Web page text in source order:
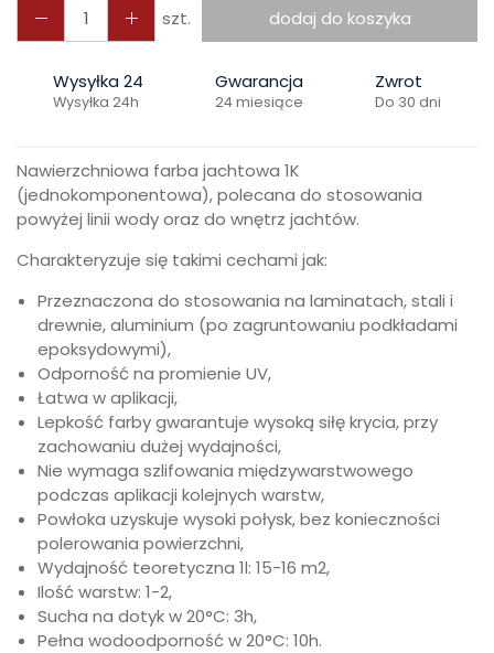
szt. dodaj do koszyka
Wysyłka 24
Wysyłka 24h
Gwarancja
24 miesiące
Zwrot
Do 30 dni
Nawierzchniowa farba jachtowa 1K
(jednokomponentowa), polecana do stosowania
powyżej linii wody oraz do wnętrz jachtów.
Charakteryzuje się takimi cechami jak:
Przeznaczona do stosowania na laminatach, stali i
drewnie, aluminium (po zagruntowaniu podkładami
epoksydowymi),
Odporność na promienie UV,
Łatwa w aplikacji,
Lepkość farby gwarantuje wysoką siłę krycia, przy
zachowaniu dużej wydajności,
Nie wymaga szlifowania międzywarstwowego
podczas aplikacji kolejnych warstw,
Powłoka uzyskuje wysoki połysk, bez konieczności
polerowania powierzchni,
Wydajność teoretyczna 1l: 15-16 m2,
Ilość warstw: 1-2,
Sucha na dotyk w 20°C: 3h,
Pełna wodoodporność w 20°C: 10h.